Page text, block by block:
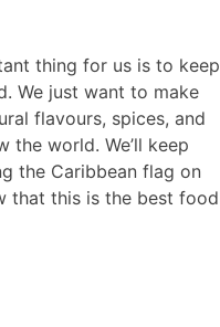
thing for us is to keep
We just want to make
flavours, spices, and
the world. We’ll keep
the Caribbean flag on
that this is the best food